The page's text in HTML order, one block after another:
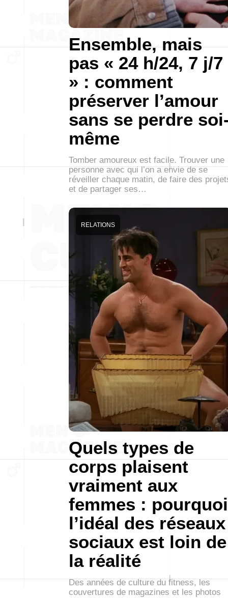
Ensemble, mais
pas « 24 h/24, 7 j/7
» : comment
préserver l’amour
sans se perdre
même
Tomber amoureux est facile. Trouver une
personne avec qui l’on a envie de se
réveiller chaque matin, de faire des
et de partager ses…
Quels types de
corps plaisent
vraiment aux
femmes : pourquoi
l’idéal des réseaux
sociaux est loin de
la réalité
RELATIONS
Des années de culture du fitness, les
couvertures de magazines et les photos